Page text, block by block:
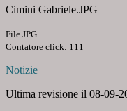
Cimini Gabriele.JPG
File JPG
Contatore click: 111
Notizie
Ultima revisione il 08-09-